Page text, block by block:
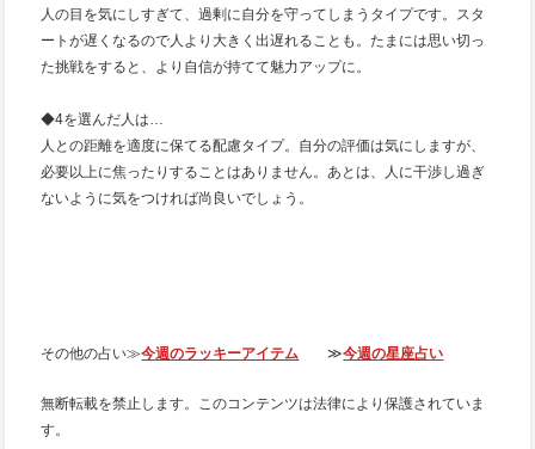
人の目を気にしすぎて、過剰に自分を守ってしまうタイプです。スタ
ートが遅くなるので人より大きく出遅れることも。たまには思い切っ
た挑戦をすると、より自信が持てて魅力アップに。
◆4を選んだ人は…
人との距離を適度に保てる配慮タイプ。自分の評価は気にしますが、
必要以上に焦ったりすることはありません。あとは、人に干渉し過ぎ
ないように気をつければ尚良いでしょう。
その他の占い≫今週のラッキーアイテム ≫今週の星座占い
無断転載を禁止します。このコンテンツは法律により保護されていま
す。